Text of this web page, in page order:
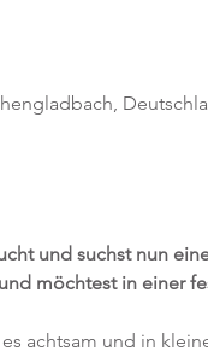
und suchst nun
möchtest in einer
achtsam und in